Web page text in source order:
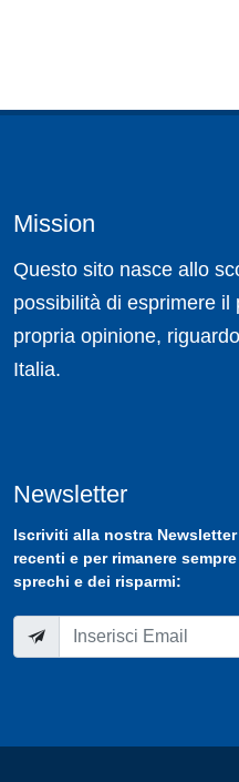
Mission
Questo sito nasce allo
possibilità di esprimere il
propria opinione,
Italia.
Newsletter
Iscriviti alla nostra Newsletter
recenti e per rimanere
sprechi e dei risparmi: